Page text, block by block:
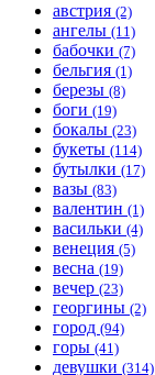
австрия (2)
ангелы (11)
бабочки (7)
бельгия (1)
березы (8)
боги (19)
бокалы (23)
букеты (114)
бутылки (17)
вазы (83)
валентин (1)
васильки (4)
венеция (5)
весна (19)
вечер (23)
георгины (2)
город (94)
горы (41)
девушки (314)